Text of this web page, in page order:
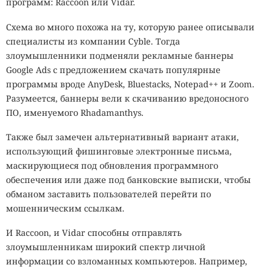
Схема во много похожа на ту, которую ранее описывали
специалисты из компании Cyble. Тогда
злоумышленники подменяли рекламные баннеры
Google Ads с предложением скачать популярные
программы вроде AnyDesk, Bluestacks, Notepad++ и Zoom.
Разумеется, баннеры вели к скачиванию вредоносного
ПО, именуемого Rhadamanthys.
Также был замечен альтернативный вариант атаки,
использующий фишинговые электронные письма,
маскирующиеся под обновления программного
обеспечения или даже под банковские выписки, чтобы
обманом заставить пользователей перейти по
мошенническим ссылкам.
И Raccoon, и Vidar способны отправлять
злоумышленникам широкий спектр личной
информации со взломанных компьютеров. Например,